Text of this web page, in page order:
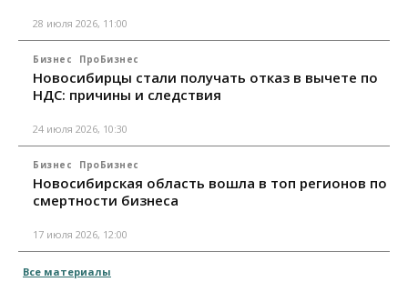
28 июля 2026, 11:00
Бизнес ПроБизнес
Новосибирцы стали получать отказ в вычете по
НДС: причины и следствия
24 июля 2026, 10:30
Бизнес ПроБизнес
Новосибирская область вошла в топ регионов по
смертности бизнеса
17 июля 2026, 12:00
Все материалы